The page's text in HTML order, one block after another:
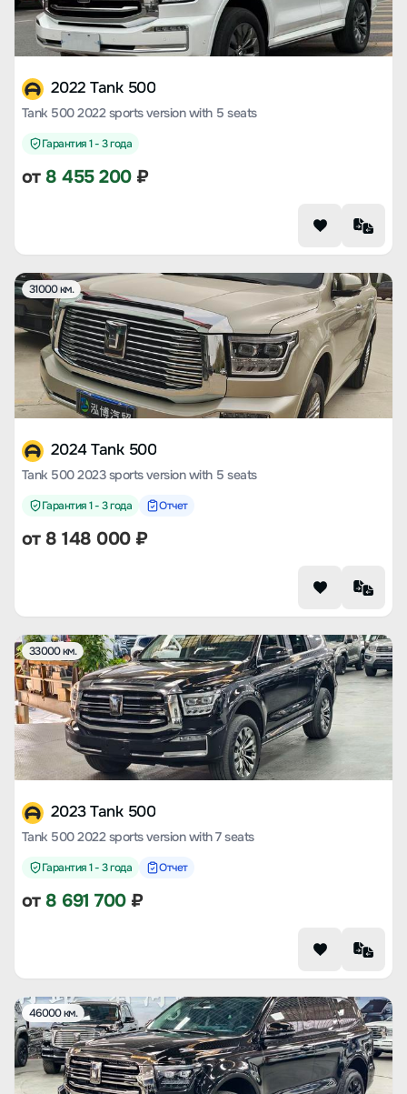
2022 Tank 500
Tank 500 2022 sports version with 5 seats
Гарантия 1 - 3 года
от 8 455 200₽
31000 км.
2024 Tank 500
Tank 500 2023 sports version with 5 seats
Гарантия 1 - 3 года Отчет
от 8 148 000₽
33000 км.
2023 Tank 500
Tank 500 2022 sports version with 7 seats
Гарантия 1 - 3 года Отчет
от 8 691 700₽
46000 км.